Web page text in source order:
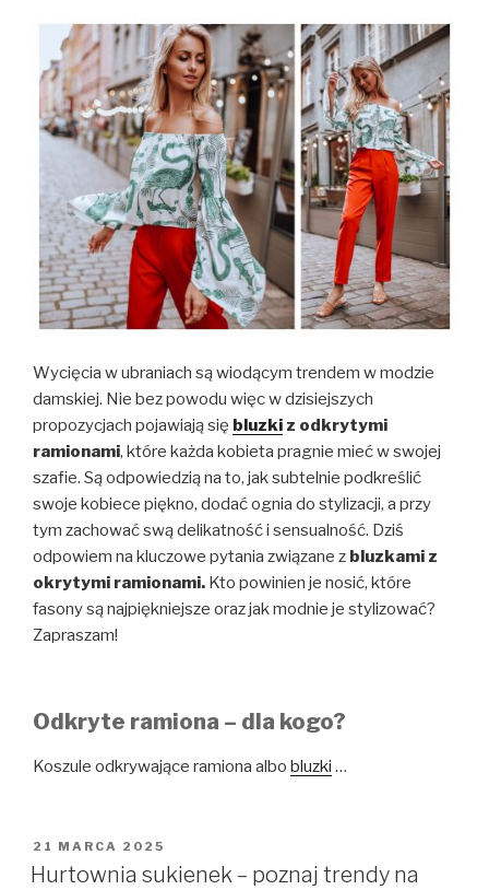
Wycięcia w ubraniach są wiodącym trendem w modzie
damskiej. Nie bez powodu więc w dzisiejszych
propozycjach pojawiają się bluzki z odkrytymi
ramionami, które każda kobieta pragnie mieć w swojej
szafie. Są odpowiedzią na to, jak subtelnie podkreślić
swoje kobiece piękno, dodać ognia do stylizacji, a przy
tym zachować swą delikatność i sensualność. Dziś
odpowiem na kluczowe pytania związane z bluzkami z
okrytymi ramionami. Kto powinien je nosić, które
fasony są najpiękniejsze oraz jak modnie je stylizować?
Zapraszam!
Odkryte ramiona – dla kogo?
Koszule odkrywające ramiona albo bluzki …
OPUBLIKOWANE
W
21 MARCA 2025
Hurtownia sukienek – poznaj trendy na